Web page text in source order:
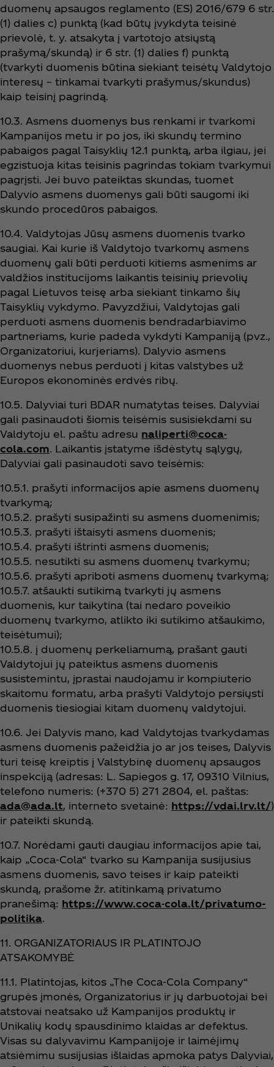
duomenų apsaugos reglamento (ES) 2016/679 6 str.
(1) dalies c) punktą (kad būtų įvykdyta teisinė
prievolė, t. y. atsakyta į vartotojo atsiųstą
prašymą/skundą) ir 6 str. (1) dalies f) punktą
(tvarkyti duomenis būtina siekiant teisėtų Valdytojo
interesų – tinkamai tvarkyti prašymus/skundus)
kaip teisinį pagrindą.
10.3. Asmens duomenys bus renkami ir tvarkomi
Kampanijos metu ir po jos, iki skundų termino
pabaigos pagal Taisyklių 12.1 punktą, arba ilgiau, jei
egzistuoja kitas teisinis pagrindas tokiam tvarkymui
pagrįsti. Jei buvo pateiktas skundas, tuomet
Dalyvio asmens duomenys gali būti saugomi iki
skundo procedūros pabaigos.
10.4. Valdytojas Jūsų asmens duomenis tvarko
saugiai. Kai kurie iš Valdytojo tvarkomų asmens
duomenų gali būti perduoti kitiems asmenims ar
valdžios institucijoms laikantis teisinių prievolių
pagal Lietuvos teisę arba siekiant tinkamo šių
Taisyklių vykdymo. Pavyzdžiui, Valdytojas gali
perduoti asmens duomenis bendradarbiavimo
partneriams, kurie padeda vykdyti Kampaniją (pvz.,
Organizatoriui, kurjeriams). Dalyvio asmens
duomenys nebus perduoti į kitas valstybes už
Europos ekonominės erdvės ribų.
10.5. Dalyviai turi BDAR numatytas teises. Dalyviai
gali pasinaudoti šiomis teisėmis susisiekdami su
Valdytoju el. paštu adresu naliperti@coca-
cola.com. Laikantis įstatyme išdėstytų sąlygų,
Dalyviai gali pasinaudoti savo teisėmis:
10.5.1. prašyti informacijos apie asmens duomenų
tvarkymą;
10.5.2. prašyti susipažinti su asmens duomenimis;
10.5.3. prašyti ištaisyti asmens duomenis;
10.5.4. prašyti ištrinti asmens duomenis;
10.5.5. nesutikti su asmens duomenų tvarkymu;
10.5.6. prašyti apriboti asmens duomenų tvarkymą;
10.5.7. atšaukti sutikimą tvarkyti jų asmens
duomenis, kur taikytina (tai nedaro poveikio
duomenų tvarkymo, atlikto iki sutikimo atšaukimo,
teisėtumui);
10.5.8. į duomenų perkeliamumą, prašant gauti
Valdytojui jų pateiktus asmens duomenis
susistemintu, įprastai naudojamu ir kompiuterio
skaitomu formatu, arba prašyti Valdytojo persiųsti
duomenis tiesiogiai kitam duomenų valdytojui.
10.6. Jei Dalyvis mano, kad Valdytojas tvarkydamas
asmens duomenis pažeidžia jo ar jos teises, Dalyvis
turi teisę kreiptis į Valstybinę duomenų apsaugos
inspekciją (adresas: L. Sapiegos g. 17, 09310 Vilnius,
telefono numeris: (+370 5) 271 2804, el. paštas:
ada@ada.lt, interneto svetainė: https://vdai.lrv.lt/)
ir pateikti skundą.
10.7. Norėdami gauti daugiau informacijos apie tai,
kaip „Coca‑Cola“ tvarko su Kampanija susijusius
asmens duomenis, savo teises ir kaip pateikti
skundą, prašome žr. atitinkamą privatumo
pranešimą: https://www.coca-cola.lt/privatumo-
politika.
11. ORGANIZATORIAUS IR PLATINTOJO
ATSAKOMYBĖ
11.1. Platintojas, kitos „The Coca‑Cola Company“
grupės įmonės, Organizatorius ir jų darbuotojai bei
atstovai neatsako už Kampanijos produktų ir
Unikalių kodų spausdinimo klaidas ar defektus.
Visas su dalyvavimu Kampanijoje ir laimėjimų
atsiėmimu susijusias išlaidas apmoka patys Dalyviai,